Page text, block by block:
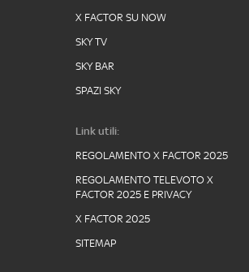
X FACTOR SU NOW
SKY TV
SKY BAR
SPAZI SKY
Link utili:
REGOLAMENTO X FACTOR 2025
REGOLAMENTO TELEVOTO X
FACTOR 2025 E PRIVACY
X FACTOR 2025
SITEMAP